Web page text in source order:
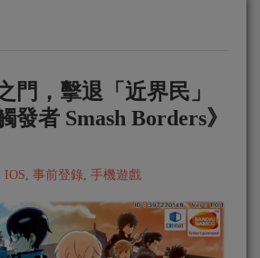
門，擊退「近界民」
發者 Smash Borders》
IOS, 事前登錄, 手機遊戲